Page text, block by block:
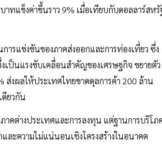
าทแข็งค่าขึ้นราว 9% เมื่อเทียบกับดอลลาร์สหรั
ารแข่งขันของภาคส่งออกและการท่องเที่ยว ซึ่ง
ป็นแรงขับเคลื่อนสำคัญของเศรษฐกิจ ขยายตัว
งผลให้ประเทศไทยขาดดุลการค้า 200 ล้าน
ยวกัน
คต่างประเทศและการลงทุน แต่ฐานการบริโภ
ะความไม่แน่นอนเชิงโครงสร้างในอนาคต